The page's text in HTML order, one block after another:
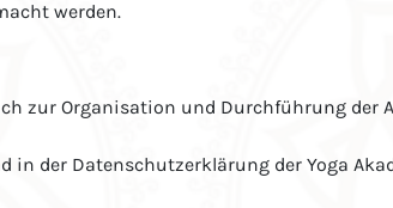
werden.
zur Organisation und Durchführung
der Datenschutzerklärung der Yoga